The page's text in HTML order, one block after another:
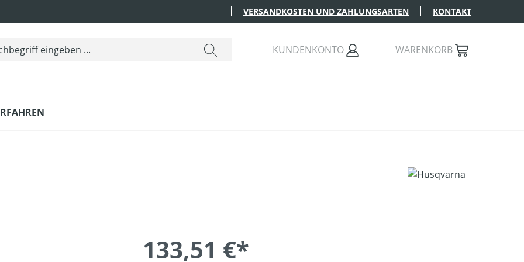
VERSANDKOSTEN UND ZAHLUNGSARTEN KONTAKT
KUNDENKONTO WARENKORB
133,51 €*